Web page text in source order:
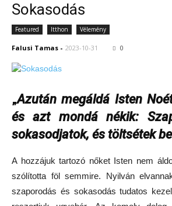
Sokasodás
Featured Itthon Vélemény
Falusi Tamas - 2023-10-31 0
„Azután megáldá Isten
és azt mondá nékik:
sokasodjatok, és töltsétek
A hozzájuk tartozó nőket Isten nem
szólította föl semmire. Nyilván
szaporodás és sokasodás tudatos